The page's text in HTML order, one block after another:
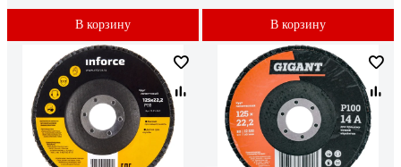
В корзину В корзину